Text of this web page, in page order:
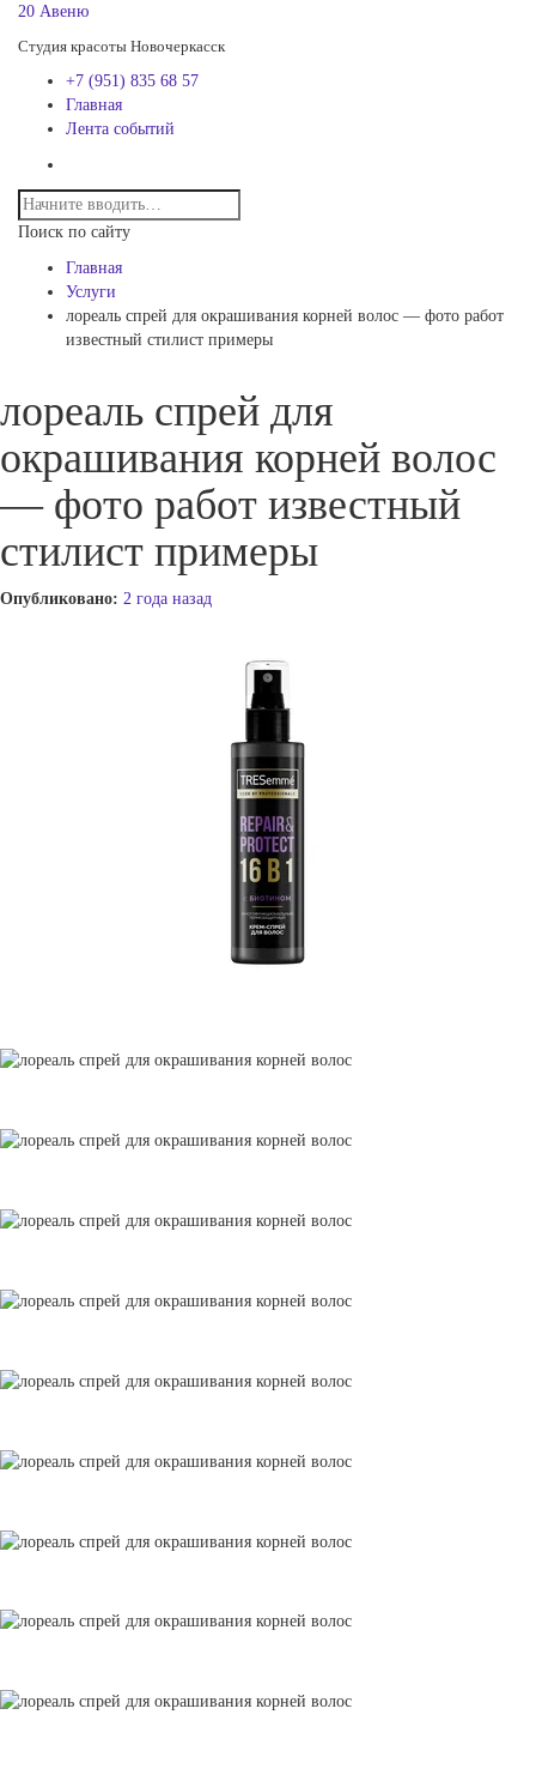
20 Авеню
Студия красоты Новочеркасск
+7 (951) 835 68 57
Главная
Лента событий
Поиск по сайту
Главная
Услуги
лореаль спрей для окрашивания корней волос — фото работ
известный стилист примеры
лореаль спрей для
окрашивания корней волос
— фото работ известный
стилист примеры
Опубликовано: 2 года назад